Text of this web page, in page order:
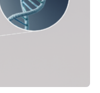
Abstammung“. Die
in der
Die
und…